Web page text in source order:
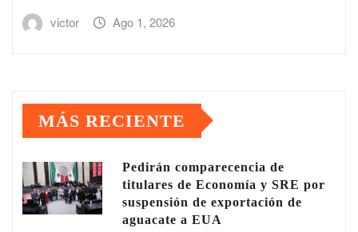
victor Ago 1, 2026
MÁS RECIENTE
Pedirán comparecencia de
titulares de Economía y SRE por
suspensión de exportación de
aguacate a EUA